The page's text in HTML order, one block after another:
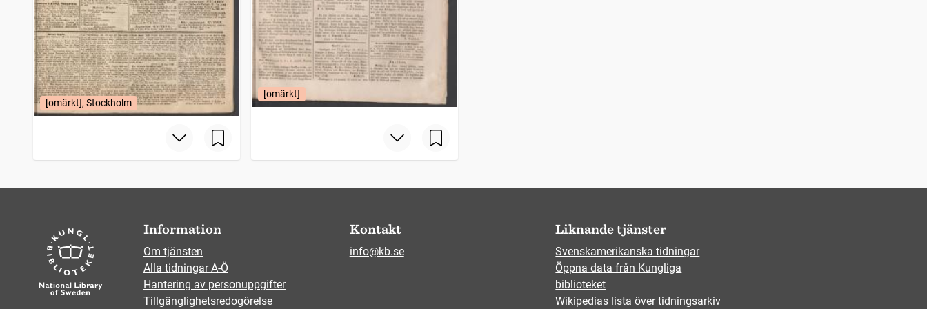
[omärkt], Stockholm
[omärkt]
Information
Om tjänsten
Alla tidningar A-Ö
Hantering av personuppgifter
Tillgänglighetsredogörelse
Kontakt
info@kb.se
Liknande tjänster
Svenskamerikanska tidningar
Öppna data från Kungliga
biblioteket
Wikipedias lista över tidningsarkiv